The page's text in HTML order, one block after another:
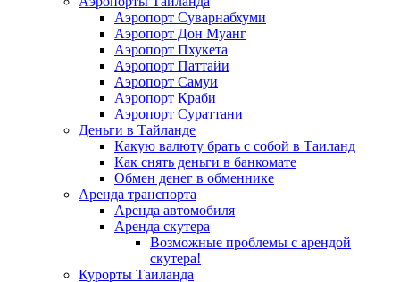
Аэропорт Суварнабхуми
Аэропорт Дон Муанг
Аэропорт Пхукета
Аэропорт Паттайи
Аэропорт Самуи
Аэропорт Краби
Аэропорт Сураттани
Деньги в Тайланде
Какую валюту брать с собой в Таиланд
Как снять деньги в банкомате
Обмен денег в обменнике
Аренда транспорта
Аренда автомобиля
Аренда скутера
Возможные проблемы с арендой
скутера!
Курорты Таиланда